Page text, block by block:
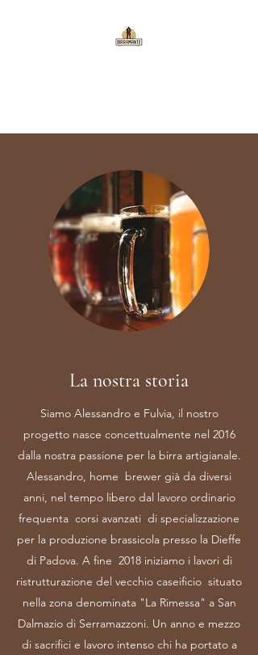
La nostra storia
Siamo Alessandro e Fulvia, il nostro
progetto nasce concettualmente nel 2016
dalla nostra passione per la birra artigianale.
Alessandro, home brewer già da diversi
anni, nel tempo libero dal lavoro ordinario
frequenta corsi avanzati di specializzazione
per la produzione brassicola presso la Dieffe
di Padova. A fine 2018 iniziamo i lavori di
ristrutturazione del vecchio caseificio situato
nella zona denominata "La Rimessa" a San
Dalmazio di Serramazzoni. Un anno e mezzo
di sacrifici e lavoro intenso chi ha portato a